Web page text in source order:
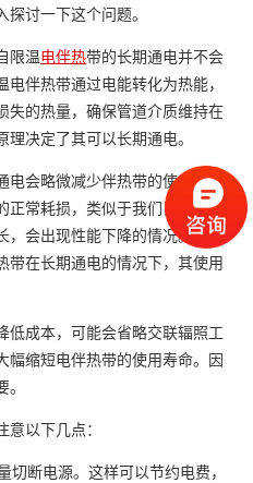
讨一下这个问题。
限温电伴热带的长期通电并不会
伴热带通过电能转化为热能，
失的热量，确保管道介质维持在
决定了其可以长期通电。
电会略微减少伴热带的使用寿
正常耗损，类似于我们日常使用
，会出现性能下降的情况。因
带在长期通电的情况下，其使用
低成本，可能会省略交联辐照工
幅缩短电伴热带的使用寿命。因
以下几点：
断电源。这样可以节约电费，